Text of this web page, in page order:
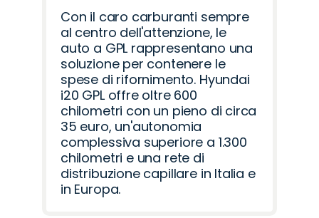
Con il caro carburanti sempre
al centro dell'attenzione, le
auto a GPL rappresentano una
soluzione per contenere le
spese di rifornimento. Hyundai
i20 GPL offre oltre 600
chilometri con un pieno di circa
35 euro, un'autonomia
complessiva superiore a 1.300
chilometri e una rete di
distribuzione capillare in Italia e
in Europa.